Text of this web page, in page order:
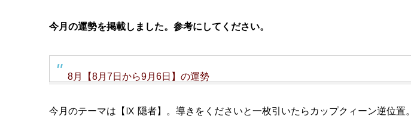
今月の運勢を掲載しました。参考にしてください。
8月【8月7日から9月6日】の運勢
今月のテーマは【Ⅸ 隠者】。導きをくださいと一枚引いたらカップクィーン逆位置。